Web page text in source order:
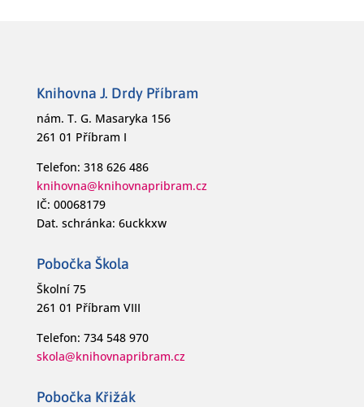
Knihovna J. Drdy Příbram
nám. T. G. Masaryka 156
261 01 Příbram I
Telefon: 318 626 486
knihovna@knihovnapribram.cz
IČ: 00068179
Dat. schránka: 6uckkxw
Pobočka Škola
Školní 75
261 01 Příbram VIII
Telefon: 734 548 970
skola@knihovnapribram.cz
Pobočka Křižák